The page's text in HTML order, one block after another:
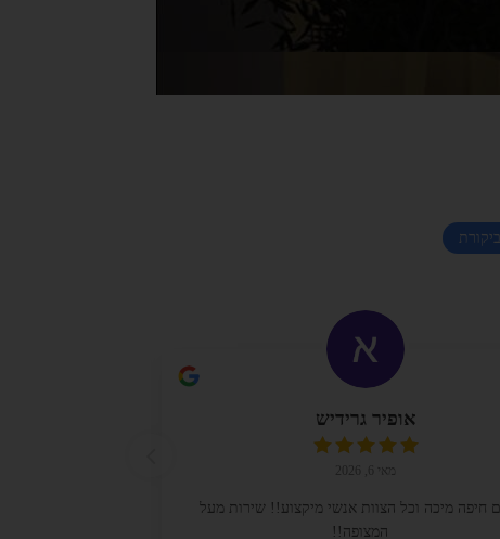
אופיר גרידיש
מאי 6, 2026
חיפה מיכה וכל הצוות אנשי מיקצוע!! שירות מעל
המצופה!!